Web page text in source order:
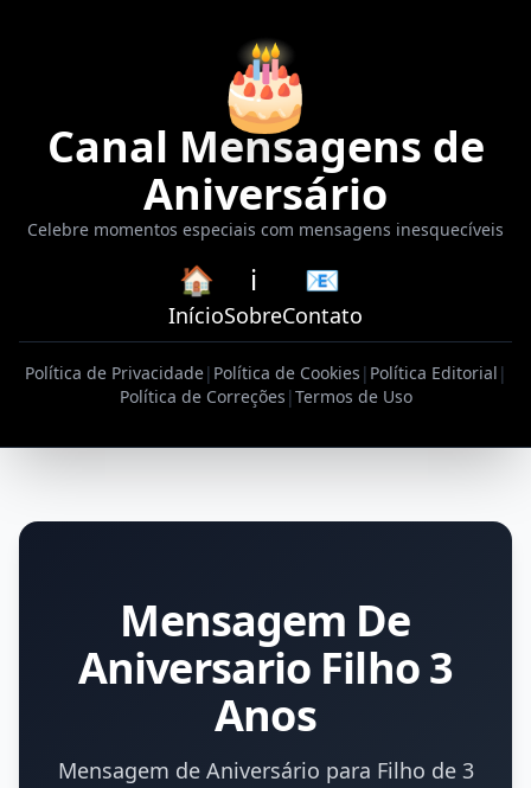
🎂
Canal Mensagens de
Aniversário
Celebre momentos especiais com mensagens inesquecíveis
🏠
Início
ℹ️
Sobre
📧
Contato
Política de Privacidade| Política de Cookies | Política Editorial |
Política de Correções |Termos de Uso
Mensagem De
Aniversario Filho 3
Anos
Mensagem de Aniversário para Filho de 3